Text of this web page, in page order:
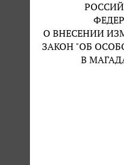
О ВНЕСЕНИИ
ЗАКОН "ОБ
В